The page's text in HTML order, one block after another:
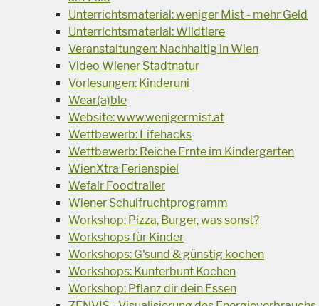
Unterrichtsmaterial: weniger Mist - mehr Geld
Unterrichtsmaterial: Wildtiere
Veranstaltungen: Nachhaltig in Wien
Video Wiener Stadtnatur
Vorlesungen: Kinderuni
Wear(a)ble
Website: www.wenigermist.at
Wettbewerb: Lifehacks
Wettbewerb: Reiche Ernte im Kindergarten
WienXtra Ferienspiel
Wefair Foodtrailer
Wiener Schulfruchtprogramm
Workshop: Pizza, Burger, was sonst?
Workshops für Kinder
Workshops: G'sund & günstig kochen
Workshops: Kunterbunt Kochen
Workshop: Pflanz dir dein Essen